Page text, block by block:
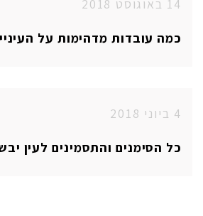
14 באוגוסט 2018
כמה עובדות מדהימות על
4 ביוני 2018
כל הסימנים והתסמינים לעין